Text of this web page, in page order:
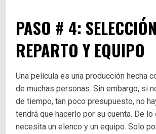
PASO # 4:
REPARTO Y EQUIPO
Una película es una producción hecha
de muchas personas. Sin embargo, si
de tiempo, tan poco presupuesto, no
tendrá que hacerlo por su cuenta. De lo
necesita un elenco y un equipo. Solo